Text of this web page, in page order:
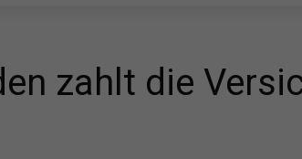
zahlt die